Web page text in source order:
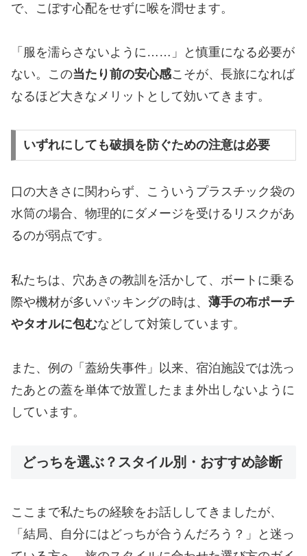
で、こぼす心配をせずに喉を潤せます。
「服を濡らさないように……」と慎重になる必要が
ない。この当たり前の安心感こそが、長旅になれば
なるほど大きなメリットとして効いてきます。
いずれにしても破損を防ぐための注意は必要
口の大きさに関わらず、こういうプラスチック袋の
水筒の場合、物理的にダメージを受けるリスクがあ
るのが弱点です。
私たちは、穴あきの教訓を活かして、ボートに乗る
際や機材が多いパッキングの時は、 薄手の布ポーチ
やタオルに包むなどして対策しています。
また、例の「蓋紛失事件」以来、宿泊施設では洗っ
たあとの蓋を単体で放置したまま外出しないように
しています。
どっちを選ぶ？スタイル別・おすすめ診断
​ここまで私たちの経験をお話ししてきましたが、
「結局、自分にはどっちが合うんだろう？」と迷っ